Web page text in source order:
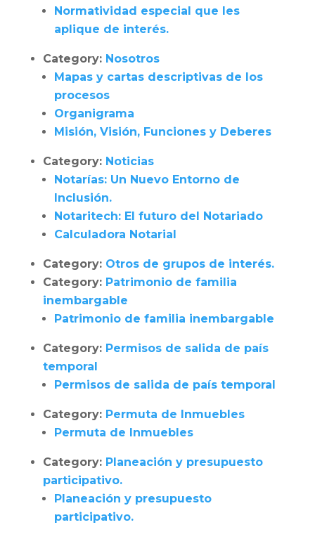
Normatividad especial que les
aplique de interés.
Category: Nosotros
Mapas y cartas descriptivas de los
procesos
Organigrama
Misión, Visión, Funciones y Deberes
Category: Noticias
Notarías: Un Nuevo Entorno de
Inclusión.
Notaritech: El futuro del Notariado
Calculadora Notarial
Category: Otros de grupos de interés.
Category: Patrimonio de familia
inembargable
Patrimonio de familia inembargable
Category: Permisos de salida de país
temporal
Permisos de salida de país temporal
Category: Permuta de Inmuebles
Permuta de Inmuebles
Category: Planeación y presupuesto
participativo.
Planeación y presupuesto
participativo.